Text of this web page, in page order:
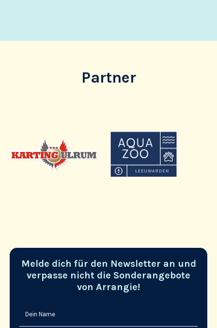
Partner
Melde dich für den Newsletter an und
verpasse nicht die Sonderangebote
von Arrangie!